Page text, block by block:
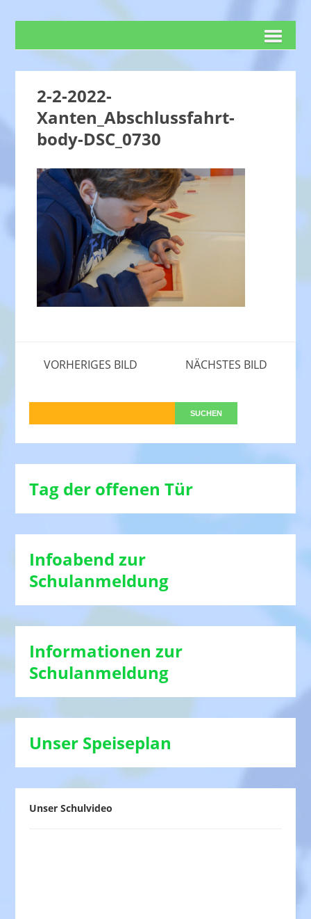
2-2-2022-
Xanten_Abschlussfahrt-
body-DSC_0730
VORHERIGES BILD NÄCHSTES BILD
Tag der offenen Tür
Infoabend zur
Schulanmeldung
Informationen zur
Schulanmeldung
Unser Speiseplan
Unser Schulvideo